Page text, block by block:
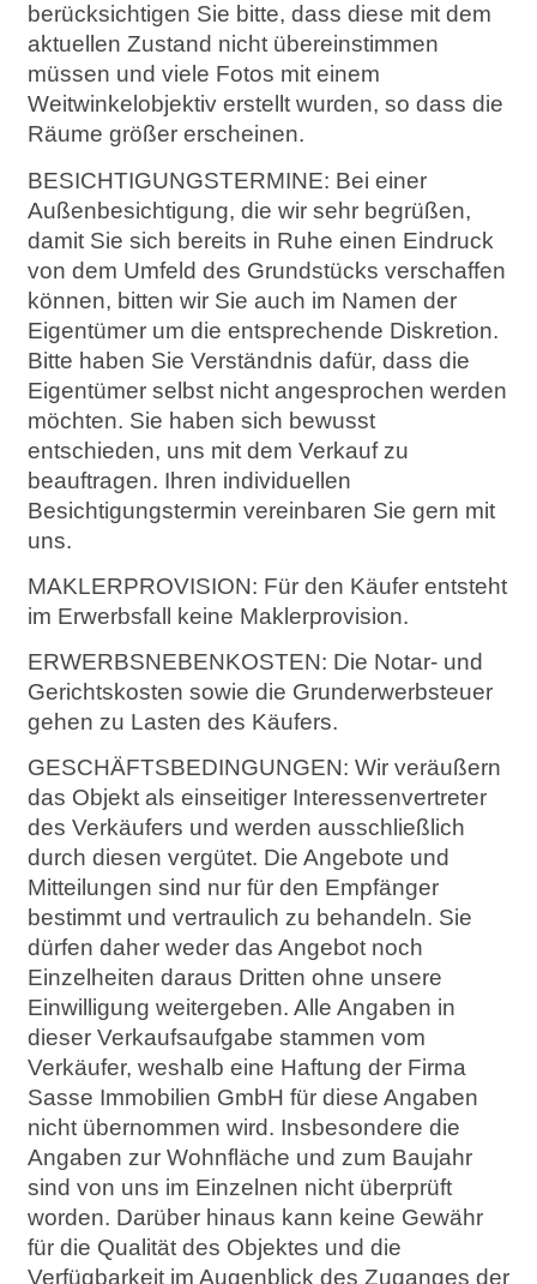
berücksichtigen Sie bitte, dass diese mit dem
aktuellen Zustand nicht übereinstimmen
müssen und viele Fotos mit einem
Weitwinkelobjektiv erstellt wurden, so dass die
Räume größer erscheinen.
BESICHTIGUNGSTERMINE: Bei einer
Außenbesichtigung, die wir sehr begrüßen,
damit Sie sich bereits in Ruhe einen Eindruck
von dem Umfeld des Grundstücks verschaffen
können, bitten wir Sie auch im Namen der
Eigentümer um die entsprechende Diskretion.
Bitte haben Sie Verständnis dafür, dass die
Eigentümer selbst nicht angesprochen werden
möchten. Sie haben sich bewusst
entschieden, uns mit dem Verkauf zu
beauftragen. Ihren individuellen
Besichtigungstermin vereinbaren Sie gern mit
uns.
MAKLERPROVISION: Für den Käufer entsteht
im Erwerbsfall keine Maklerprovision.
ERWERBSNEBENKOSTEN: Die Notar- und
Gerichtskosten sowie die Grunderwerbsteuer
gehen zu Lasten des Käufers.
GESCHÄFTSBEDINGUNGEN: Wir veräußern
das Objekt als einseitiger Interessenvertreter
des Verkäufers und werden ausschließlich
durch diesen vergütet. Die Angebote und
Mitteilungen sind nur für den Empfänger
bestimmt und vertraulich zu behandeln. Sie
dürfen daher weder das Angebot noch
Einzelheiten daraus Dritten ohne unsere
Einwilligung weitergeben. Alle Angaben in
dieser Verkaufsaufgabe stammen vom
Verkäufer, weshalb eine Haftung der Firma
Sasse Immobilien GmbH für diese Angaben
nicht übernommen wird. Insbesondere die
Angaben zur Wohnfläche und zum Baujahr
sind von uns im Einzelnen nicht überprüft
worden. Darüber hinaus kann keine Gewähr
für die Qualität des Objektes und die
Verfügbarkeit im Augenblick des Zuganges der